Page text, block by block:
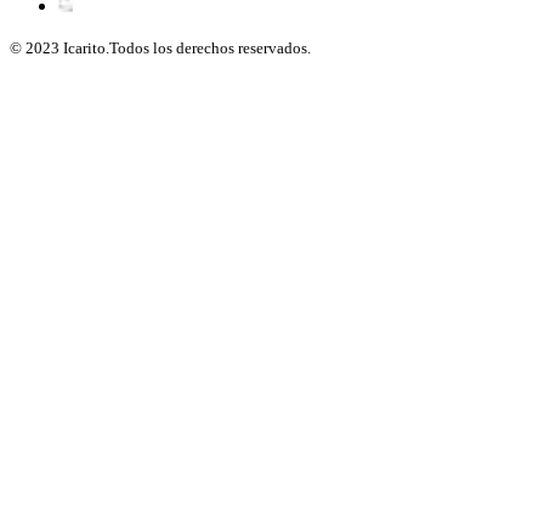
© 2023 Icarito.Todos los derechos reservados.